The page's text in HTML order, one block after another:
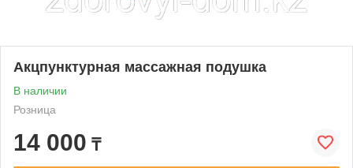
Акцпунктурная массажная подушка
В наличии
Розница
14 000 ₸